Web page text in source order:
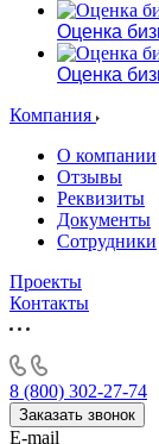
Оценка
Оценка
Компания
О компании
Отзывы
Реквизиты
Документы
Сотрудники
Проекты
Контакты
8 (800) 302-27-74
Заказать звонок
E-mail